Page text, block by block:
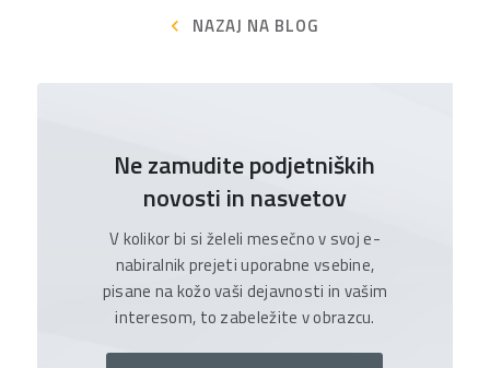
NAZAJ NA BLOG
Ne zamudite podjetniških
novosti in nasvetov
V kolikor bi si želeli mesečno v svoj e-
nabiralnik prejeti uporabne vsebine,
pisane na kožo vaši dejavnosti in vašim
interesom, to zabeležite v obrazcu.